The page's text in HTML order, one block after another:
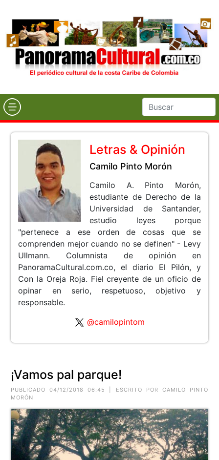
Letras & Opinión
Camilo Pinto Morón
Camilo A. Pinto Morón,
estudiante de Derecho de la
Universidad de Santander,
estudio leyes porque
"pertenece a ese orden de cosas que se
comprenden mejor cuando no se definen" - Levy
Ullmann. Columnista de opinión en
PanoramaCultural.com.co, el diario El Pilón, y
Con la Oreja Roja. Fiel creyente de un oficio de
opinar en serio, respetuoso, objetivo y
responsable.
@camilopintom
¡Vamos pal parque!
PUBLICADO 04/12/2018 06:45 | ESCRITO POR CAMILO PINTO
MORÓN